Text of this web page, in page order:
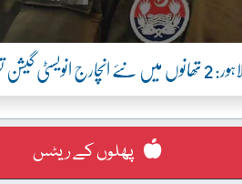
لاہور: 2 تھانوں میں نئے انچارج انویسٹی گیشن تعینات
پھلوں کے ریٹس